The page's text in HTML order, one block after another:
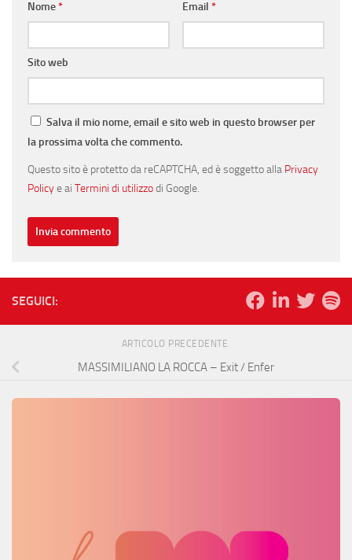
Nome* Email *
Sito web
Salva il mio nome, email e sito web in questo browser per
la prossima volta che commento.
Questo sito è protetto da reCAPTCHA, ed è soggetto alla Privacy
Policye ai Termini di utilizzodi Google.
SEGUICI:
ARTICOLO PRECEDENTE
MASSIMILIANO LA ROCCA – Exit / Enfer